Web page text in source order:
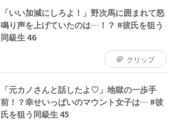
「いい加減にしろよ！」野次馬に囲まれて怒
鳴り声を上げていたのは…！？ #彼氏を狙う
同級生 46
クリップ
「元カノさんと話したよ♡」地獄の一歩手
前！？幸せいっぱいのマウント女子は… #彼
氏を狙う同級生 45